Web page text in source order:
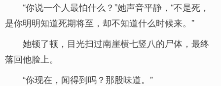
“你说一个人最怕什么？”她声音平静，“不是死，
是你明明知道死期将至，却不知道什么时候来。”
她顿了顿，目光扫过南崖横七竖八的尸体，最终
落回他脸上。
“你现在，闻得到吗？那股味道。”